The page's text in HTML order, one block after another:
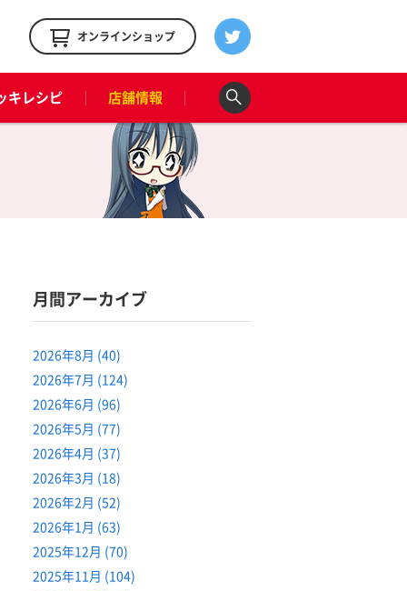
オンラインショップ
キレシピ 店舗情報
月間アーカイブ
2026年8月 (40)
2026年7月 (124)
2026年6月 (96)
2026年5月 (77)
2026年4月 (37)
2026年3月 (18)
2026年2月 (52)
2026年1月 (63)
2025年12月 (70)
2025年11月 (104)